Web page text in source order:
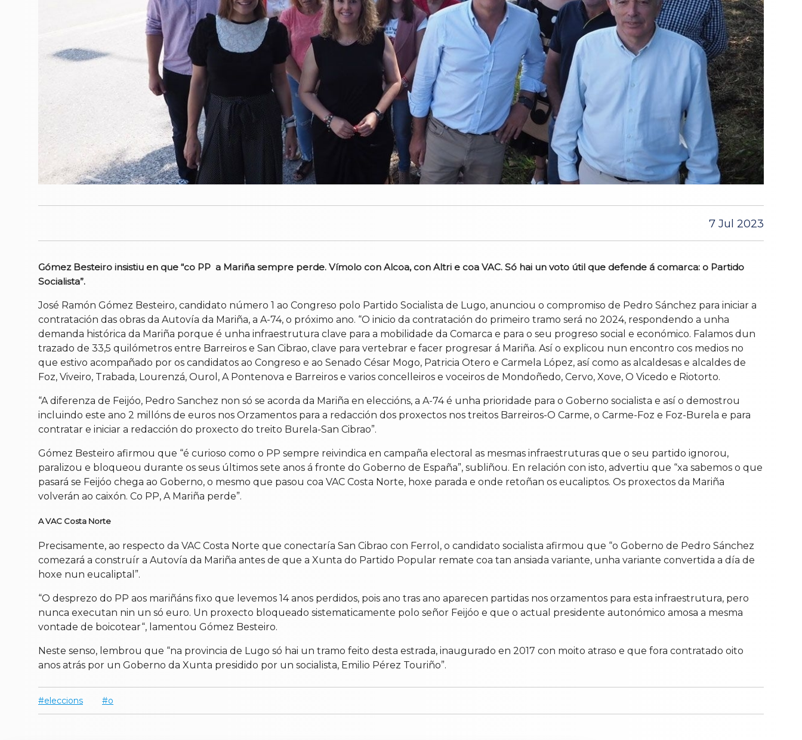
7 Jul 2023
Gómez Besteiro insistiu en que “co PP a Mariña sempre perde. Vímolo con Alcoa, con Altri e coa VAC. Só hai un voto útil que defende á comarca: o Partido
Socialista”.
José Ramón Gómez Besteiro, candidato número 1 ao Congreso polo Partido Socialista de Lugo, anunciou o compromiso de Pedro Sánchez para iniciar a
contratación das obras da Autovía da Mariña, a A-74, o próximo ano. “O inicio da contratación do primeiro tramo será no 2024, respondendo a unha
demanda histórica da Mariña porque é unha infraestrutura clave para a mobilidade da Comarca e para o seu progreso social e económico. Falamos dun
trazado de 33,5 quilómetros entre Barreiros e San Cibrao, clave para vertebrar e facer progresar á Mariña. Así o explicou nun encontro cos medios no
que estivo acompañado por os candidatos ao Congreso e ao Senado César Mogo, Patricia Otero e Carmela López, así como as alcaldesas e alcaldes de
Foz, Viveiro, Trabada, Lourenzá, Ourol, A Pontenova e Barreiros e varios concelleiros e voceiros de Mondoñedo, Cervo, Xove, O Vicedo e Riotorto.
“A diferenza de Feijóo, Pedro Sanchez non só se acorda da Mariña en eleccións, a A-74 é unha prioridade para o Goberno socialista e así o demostrou
incluindo este ano 2 millóns de euros nos Orzamentos para a redacción dos proxectos nos treitos Barreiros-O Carme, o Carme-Foz e Foz-Burela e para
contratar e iniciar a redacción do proxecto do treito Burela-San Cibrao”.
Gómez Besteiro afirmou que “é curioso como o PP sempre reivindica en campaña electoral as mesmas infraestruturas que o seu partido ignorou,
paralizou e bloqueou durante os seus últimos sete anos á fronte do Goberno de España”, subliñou. En relación con isto, advertiu que “xa sabemos o que
pasará se Feijóo chega ao Goberno, o mesmo que pasou coa VAC Costa Norte, hoxe parada e onde retoñan os eucaliptos. Os proxectos da Mariña
volverán ao caixón. Co PP, A Mariña perde”.
A VAC Costa Norte
Precisamente, ao respecto da VAC Costa Norte que conectaría San Cibrao con Ferrol, o candidato socialista afirmou que “o Goberno de Pedro Sánchez
comezará a construír a Autovía da Mariña antes de que a Xunta do Partido Popular remate coa tan ansiada variante, unha variante convertida a día de
hoxe nun eucaliptal”.
“O desprezo do PP aos mariñáns fixo que levemos 14 anos perdidos, pois ano tras ano aparecen partidas nos orzamentos para esta infraestrutura, pero
nunca executan nin un só euro. Un proxecto bloqueado sistematicamente polo señor Feijóo e que o actual presidente autonómico amosa a mesma
vontade de boicotear“, lamentou Gómez Besteiro.
Neste senso, lembrou que “na provincia de Lugo só hai un tramo feito desta estrada, inaugurado en 2017 con moito atraso e que fora contratado oito
anos atrás por un Goberno da Xunta presidido por un socialista, Emilio Pérez Touriño”.
eleccions o